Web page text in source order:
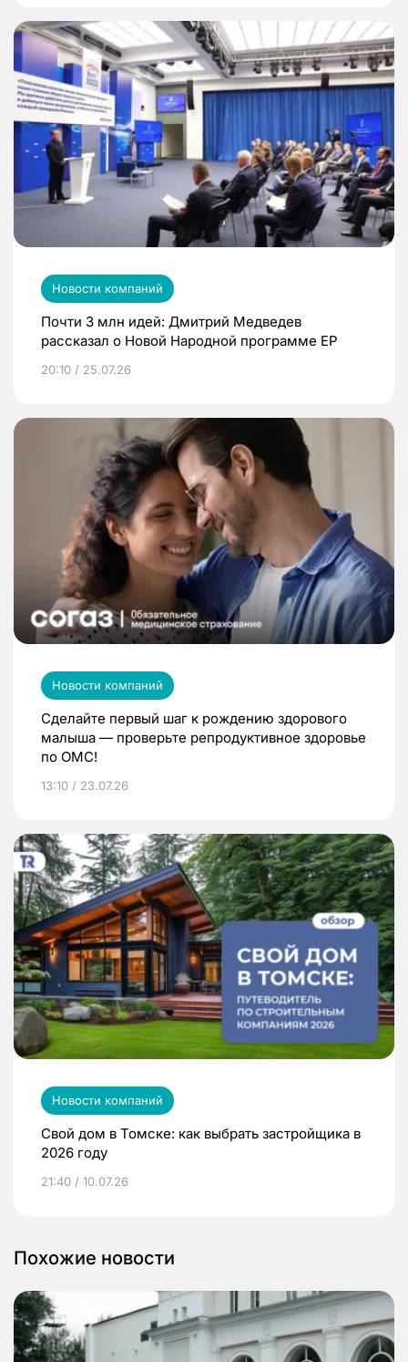
Новости компаний
Почти 3 млн идей: Дмитрий Медведев
рассказал о Новой Народной программе ЕР
20:10 / 25.07.26
Новости компаний
Сделайте первый шаг к рождению здорового
малыша — проверьте репродуктивное здоровье
по ОМС!
13:10 / 23.07.26
Новости компаний
Свой дом в Томске: как выбрать застройщика в
2026 году
21:40 / 10.07.26
Похожие новости